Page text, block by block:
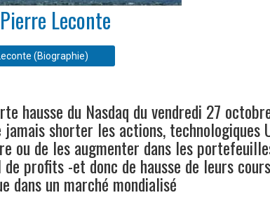
Leconte
(Biographie)
hausse du Nasdaq du vendredi 27
jamais shorter les actions,
ou de les augmenter dans les
profits -et donc de hausse de leurs
dans un marché mondialisé